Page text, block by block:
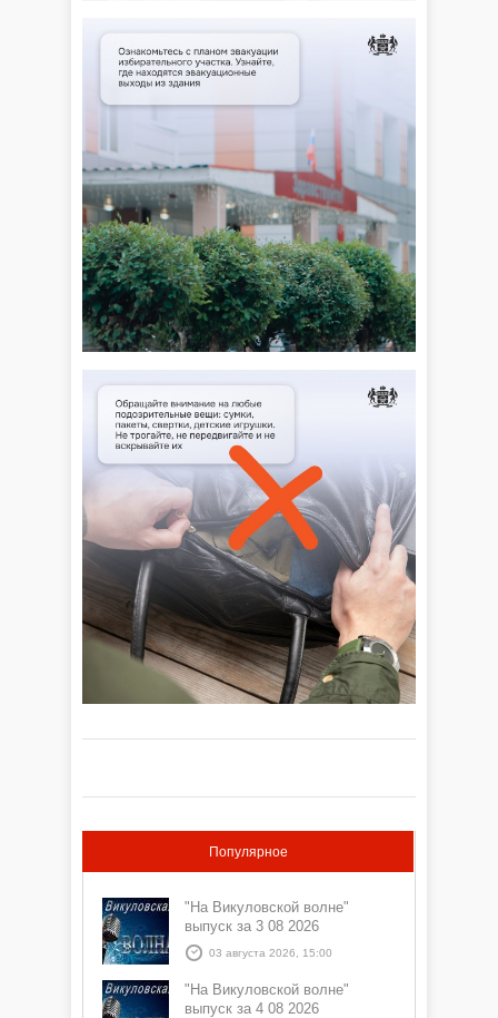
Популярное
"На Викуловской волне"
выпуск за 3 08 2026
03 августа 2026, 15:00
"На Викуловской волне"
выпуск за 4 08 2026